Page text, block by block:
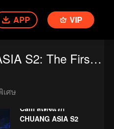
APP VIP
CHUANG ASIA S2: The First Public Performance
ศษ
เตจแรก CHUANG ASIA
S2
Cam สเตจแรก
Cam สเตจแรก
CHUANG ASIA S2